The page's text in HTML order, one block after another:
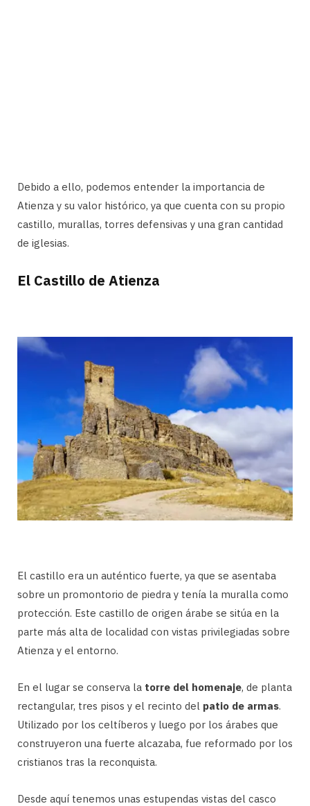
Debido a ello, podemos entender la importancia de
Atienza y su valor histórico, ya que cuenta con su propio
castillo, murallas, torres defensivas y una gran cantidad
de iglesias.
El Castillo de Atienza
El castillo era un auténtico fuerte, ya que se asentaba
sobre un promontorio de piedra y tenía la muralla como
protección. Este castillo de origen árabe se sitúa en la
parte más alta de localidad con vistas privilegiadas sobre
Atienza y el entorno.
En el lugar se conserva la torre del homenaje, de planta
rectangular, tres pisos y el recinto del patio de armas.
Utilizado por los celtíberos y luego por los árabes que
construyeron una fuerte alcazaba, fue reformado por los
cristianos tras la reconquista.
Desde aquí tenemos unas estupendas vistas del casco